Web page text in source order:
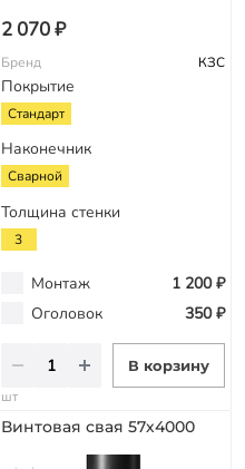
2 070 ₽
Бренд КЗС
Покрытие
Стандарт
Наконечник
Сварной
Толщина стенки
3
Монтаж
1 200 ₽
Оголовок
350 ₽
В корзину
шт
Винтовая свая 57х4000